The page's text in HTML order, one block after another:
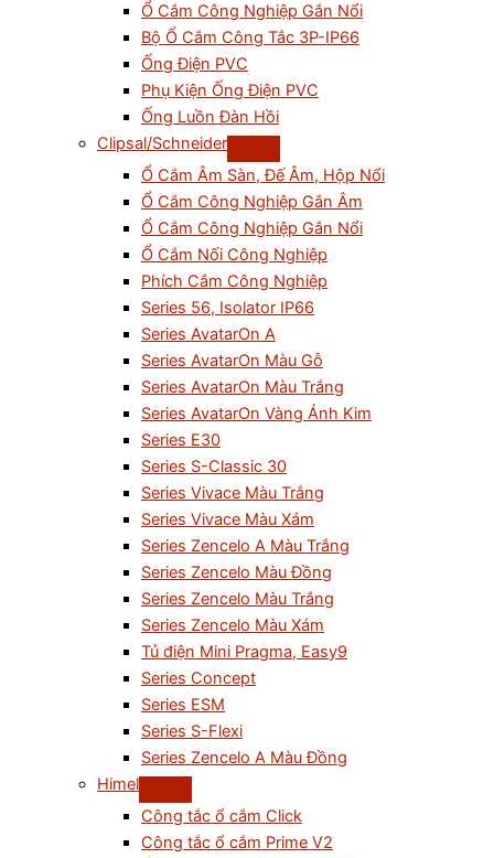
Ổ Cắm Công Nghiệp Gắn Nổi
Bộ Ổ Cắm Công Tắc 3P-IP66
Ống Điện PVC
Phụ Kiện Ống Điện PVC
Ống Luồn Đàn Hồi
Clipsal/Schneider
Ổ Cắm Âm Sàn, Đế Âm, Hộp Nổi
Ổ Cắm Công Nghiệp Gắn Âm
Ổ Cắm Công Nghiệp Gắn Nổi
Ổ Cắm Nối Công Nghiệp
Phích Cắm Công Nghiệp
Series 56, Isolator IP66
Series AvatarOn A
Series AvatarOn Màu Gỗ
Series AvatarOn Màu Trắng
Series AvatarOn Vàng Ánh Kim
Series E30
Series S-Classic 30
Series Vivace Màu Trắng
Series Vivace Màu Xám
Series Zencelo A Màu Trắng
Series Zencelo Màu Đồng
Series Zencelo Màu Trắng
Series Zencelo Màu Xám
Tủ điện Mini Pragma, Easy9
Series Concept
Series ESM
Series S-Flexi
Series Zencelo A Màu Đồng
Himel
Công tắc ổ cắm Click
Công tắc ổ cắm Prime V2